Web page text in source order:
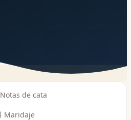
Notas de cata
Maridaje